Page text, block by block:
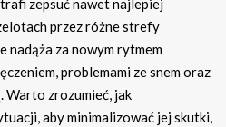
zepsuć nawet najlepiej
przez różne strefy
nadąża za nowym rytmem
problemami ze snem oraz
Warto zrozumieć, jak
aby minimalizować jej skutki,